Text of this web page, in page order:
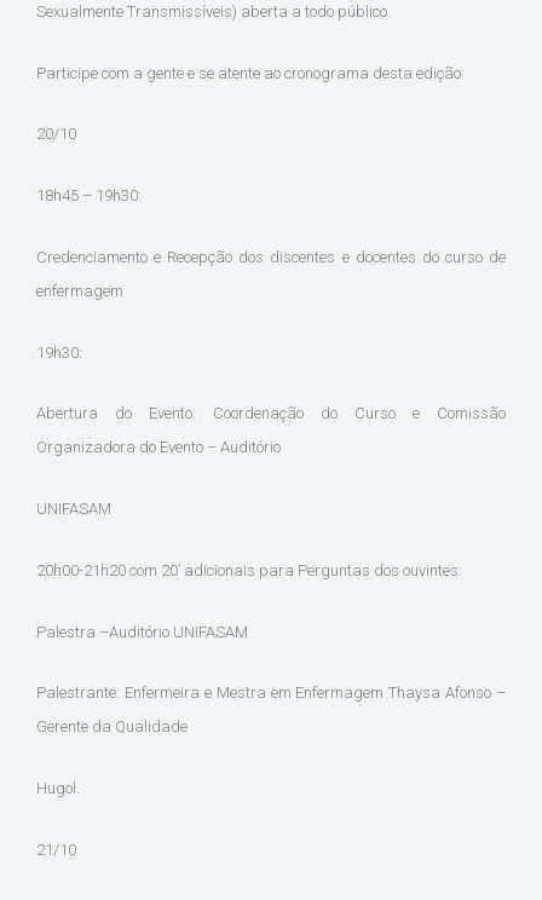
Sexualmente Transmissíveis) aberta a todo público.
Participe com a gente e se atente ao cronograma desta edição:
20/10
18h45 – 19h30:
Credenciamento e Recepção dos discentes e docentes do curso de
enfermagem
19h30:
Abertura do Evento: Coordenação do Curso e Comissão
Organizadora do Evento – Auditório
UNIFASAM
20h00-21h20 com 20’ adicionais para Perguntas dos ouvintes:
Palestra –Auditório UNIFASAM
Palestrante: Enfermeira e Mestra em Enfermagem Thaysa Afonso –
Gerente da Qualidade
Hugol.
21/10